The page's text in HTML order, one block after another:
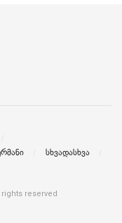
სხვადასხვა
rights reserved